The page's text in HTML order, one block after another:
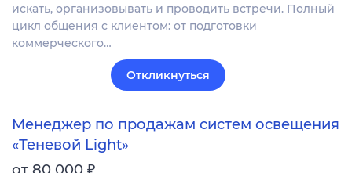
искать, организовывать и проводить встречи. Полный
цикл общения с клиентом: от подготовки
коммерческого…
Откликнуться
Менеджер по продажам систем освещения
«Теневой Light»
₽